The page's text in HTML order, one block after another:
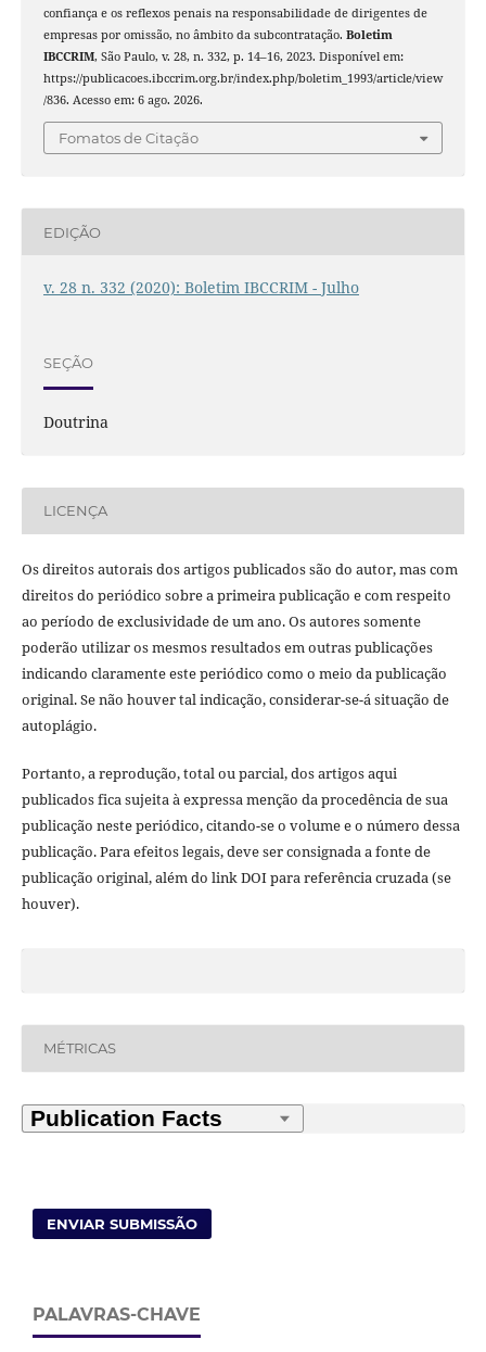
confiança e os reflexos penais na responsabilidade de dirigentes de
empresas por omissão, no âmbito da subcontratação. Boletim
IBCCRIM, São Paulo, v. 28, n. 332, p. 14–16, 2023. Disponível em:
https://publicacoes.ibccrim.org.br/index.php/boletim_1993/article/view
/836. Acesso em: 6 ago. 2026.
Fomatos de Citação
EDIÇÃO
v. 28 n. 332 (2020): Boletim IBCCRIM - Julho
SEÇÃO
Doutrina
LICENÇA
Os direitos autorais dos artigos publicados são do autor, mas com
direitos do periódico sobre a primeira publicação e com respeito
ao período de exclusividade de um ano. Os autores somente
poderão utilizar os mesmos resultados em outras publicações
indicando claramente este periódico como o meio da publicação
original. Se não houver tal indicação, considerar-se-á situação de
autoplágio.
Portanto, a reprodução, total ou parcial, dos artigos aqui
publicados fica sujeita à expressa menção da procedência de sua
publicação neste periódico, citando-se o volume e o número dessa
publicação. Para efeitos legais, deve ser consignada a fonte de
publicação original, além do link DOI para referência cruzada (se
houver).
MÉTRICAS
ENVIAR SUBMISSÃO
PALAVRAS-CHAVE